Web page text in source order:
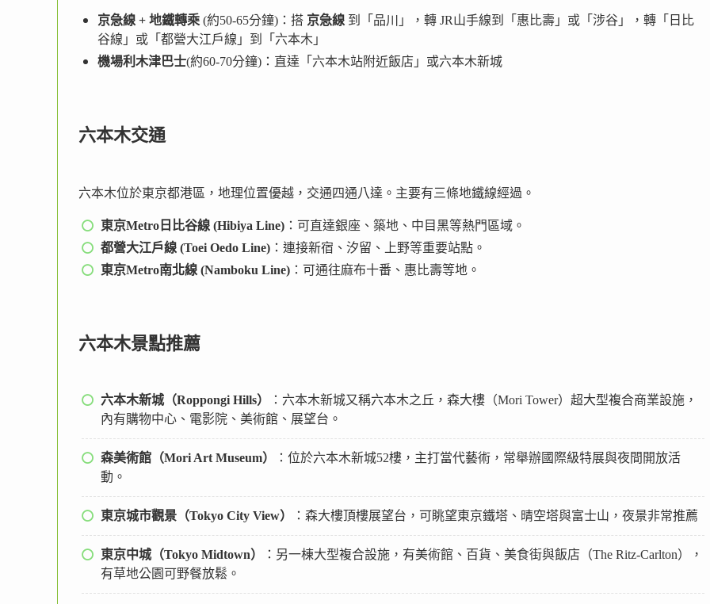
京急線 + 地鐵轉乘 (約50-65分鐘)：搭 京急線 到「品川」，轉 JR山手線到「惠比壽」或「涉谷」，轉「日比
谷線」或「都營大江戶線」到「六本木」
機場利木津巴士(約60-70分鐘)：直達「六本木站附近飯店」或六本木新城
六本木交通
六本木位於東京都港區，地理位置優越，交通四通八達。主要有三條地鐵線經過。
東京Metro日比谷線 (Hibiya Line) ：可直達銀座、築地、中目黑等熱門區域。
都營大江戶線 (Toei Oedo Line) ：連接新宿、汐留、上野等重要站點。
東京Metro南北線 (Namboku Line) ：可通往麻布十番、惠比壽等地。
六本木景點推薦
六本木新城（Roppongi Hills）
：六本木新城又稱六本木之丘，森大樓（Mori Tower）超大型複合商業設施，
內有購物中心、電影院、美術館、展望台。
森美術館（Mori Art Museum）
：位於六本木新城52樓，主打當代藝術，常舉辦國際級特展與夜間開放活
動。
東京城市觀景（Tokyo City View） ：森大樓頂樓展望台，可眺望東京鐵塔、晴空塔與富士山，夜景非常推薦
東京中城（Tokyo Midtown）
：另一棟大型複合設施，有美術館、百貨、美食街與飯店（The Ritz-Carlton），
有草地公園可野餐放鬆。